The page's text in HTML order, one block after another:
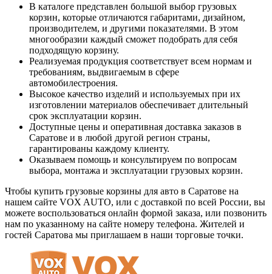
В каталоге представлен большой выбор грузовых
корзин, которые отличаются габаритами, дизайном,
производителем, и другими показателями. В этом
многообразии каждый сможет подобрать для себя
подходящую корзину.
Реализуемая продукция соответствует всем нормам и
требованиям, выдвигаемым в сфере
автомобилестроения.
Высокое качество изделий и используемых при их
изготовлении материалов обеспечивает длительный
срок эксплуатации корзин.
Доступные цены и оперативная доставка заказов в
Саратове и в любой другой регион страны,
гарантированы каждому клиенту.
Оказываем помощь и консультируем по вопросам
выбора, монтажа и эксплуатации грузовых корзин.
Чтобы купить грузовые корзины для авто в Саратове на
нашем сайте VOX AUTO, или с доставкой по всей России, вы
можете воспользоваться онлайн формой заказа, или позвонить
нам по указанному на сайте номеру телефона. Жителей и
гостей Саратова мы приглашаем в наши торговые точки.